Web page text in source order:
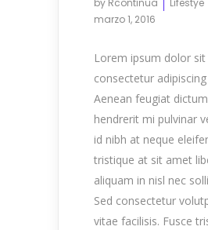
by Rcontinua
Lifestye
marzo 1, 2016
Lorem ipsum dolor
consectetur
Aenean feugiat
hendrerit mi pulvinar
id nibh at neque
tristique at sit amet
aliquam in nisl nec
Sed consectetur
vitae facilisis. Fusce